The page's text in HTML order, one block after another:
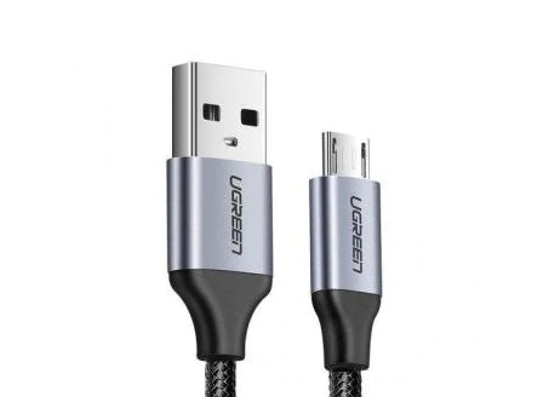
Telefoane & accesorii
Smartphone IPhone
Sisteme PC & Periferice
Sisteme Desktop & Monitoare